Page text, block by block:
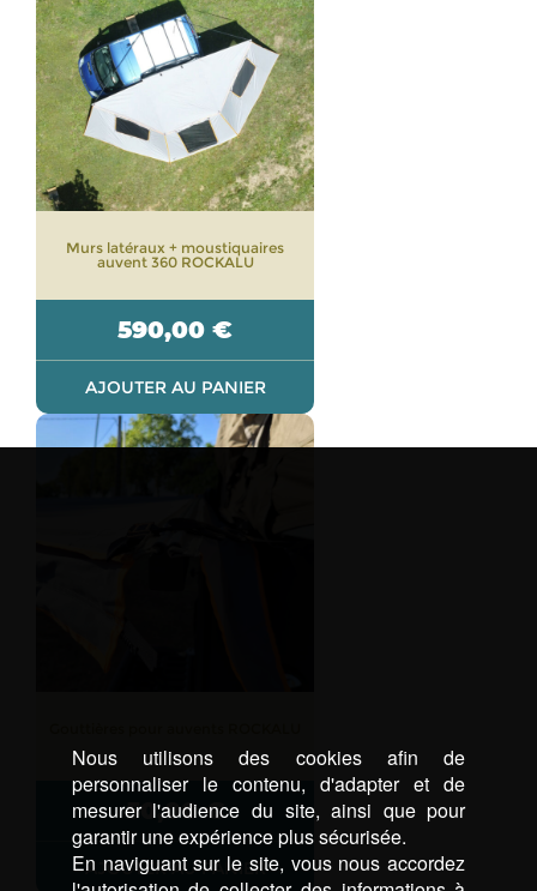
Murs latéraux + moustiquaires
auvent 360 ROCKALU
590,00 €
AJOUTER AU PANIER
50,00€
AJOUTER AU PANIER
Nous utilisons des cookies afin de
personnaliser le contenu, d'adapter et de
mesurer l'audience du site, ainsi que pour
garantir une expérience plus sécurisée.
En naviguant sur le site, vous nous accordez